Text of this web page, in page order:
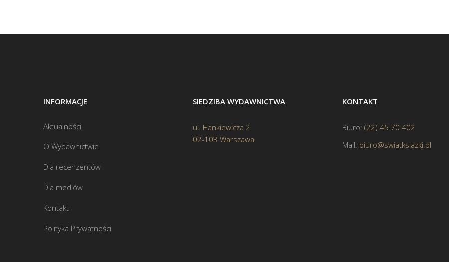
INFORMACJE
Aktualności
O Wydawnictwie
Dla recenzentów
Dla mediów
Kontakt
Polityka Prywatności
SIEDZIBA WYDAWNICTWA
ul. Hankiewicza 2
02-103 Warszawa
KONTAKT
Biuro: (22) 45 70 402
Mail: biuro@swiatksiazki.pl